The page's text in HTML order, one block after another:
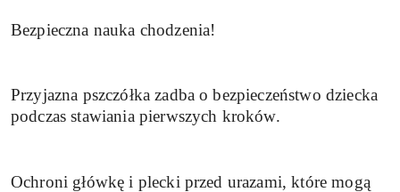
Bezpieczna nauka chodzenia!
Przyjazna pszczółka zadba o bezpieczeństwo dziecka
podczas stawiania pierwszych kroków.
Ochroni główkę i plecki przed urazami, które mogą